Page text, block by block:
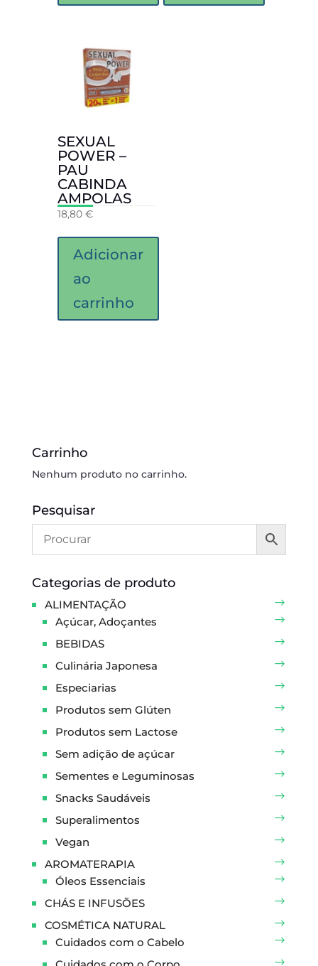
SEXUAL
POWER –
PAU
CABINDA
AMPOLAS
18,80 €
Adicionar
ao
carrinho
Carrinho
Nenhum produto no carrinho.
Pesquisar
Categorias de produto
ALIMENTAÇÃO
Açúcar, Adoçantes
BEBIDAS
Culinária Japonesa
Especiarias
Produtos sem Glúten
Produtos sem Lactose
Sem adição de açúcar
Sementes e Leguminosas
Snacks Saudáveis
Superalimentos
Vegan
AROMATERAPIA
Óleos Essenciais
CHÁS E INFUSÕES
COSMÉTICA NATURAL
Cuidados com o Cabelo